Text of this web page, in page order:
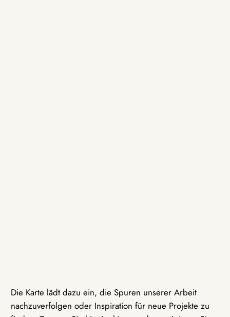
Die Karte lädt dazu ein, die Spuren unserer Arbeit
nachzuverfolgen oder Inspiration für neue Projekte zu